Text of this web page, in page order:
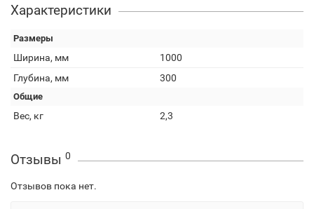
Характеристики
Размеры
Ширина, мм
1000
Глубина, мм
300
Общие
Вес, кг 2,3
Отзывы 0
Отзывов пока нет.